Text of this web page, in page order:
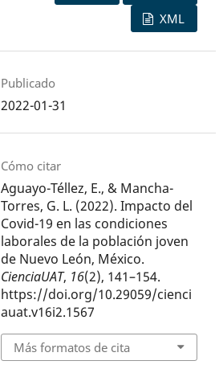
XML
Publicado
2022-01-31
Cómo citar
Aguayo-Téllez, E., & Mancha-
Torres, G. L. (2022). Impacto del
Covid-19 en las condiciones
laborales de la población joven
de Nuevo León, México.
CienciaUAT, 16(2), 141–154.
https://doi.org/10.29059/cienci
auat.v16i2.1567
Más formatos de cita